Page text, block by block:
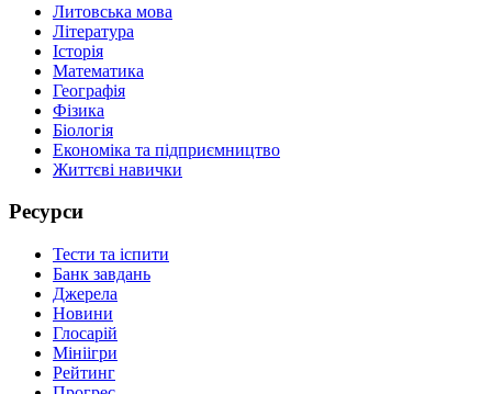
Литовська мова
Література
Історія
Математика
Географія
Фізика
Біологія
Економіка та підприємництво
Життєві навички
Ресурси
Тести та іспити
Банк завдань
Джерела
Новини
Глосарій
Мініігри
Рейтинг